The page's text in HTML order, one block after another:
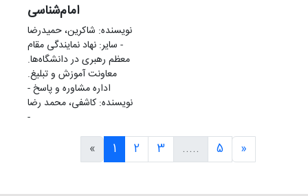
امام‌شناسی
نویسنده: شاکرین، حمیدرضا
- سایر: نهاد نمایندگی مقام
معظم رهبری در دانشگاه‌ها.
معاونت آموزش و تبلیغ.
اداره مشاوره و پاسخ -
نویسنده: کاشفی، محمد رضا
-
« 1 2 3 ..... 5 »